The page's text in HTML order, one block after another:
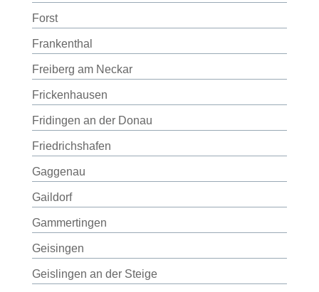
Forst
Frankenthal
Freiberg am Neckar
Frickenhausen
Fridingen an der Donau
Friedrichshafen
Gaggenau
Gaildorf
Gammertingen
Geisingen
Geislingen an der Steige